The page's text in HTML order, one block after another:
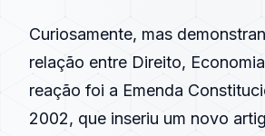
Curiosamente, mas
relação entre Direito,
reação foi a Emenda
2002, que inseriu um novo